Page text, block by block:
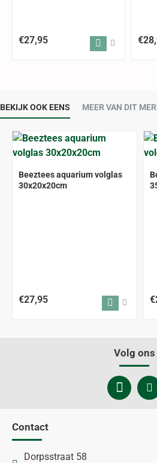
€27,95
BEKIJK OOK EENS MEER VAN DIT
ALLEEN AFHALEN
Beeztees aquarium volglas
30x20x20cm
€27,95
Volg ons
Contact
Dorpsstraat 58